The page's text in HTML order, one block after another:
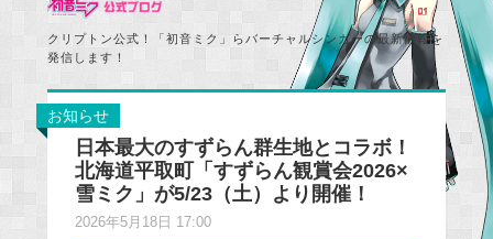
クリプトン公式！「初音ミク」らバーチャルシンガーの最新情報を
発信します！
お知らせ
日本最大のすずらん群生地とコラボ！
北海道平取町「すずらん観賞会2026×
雪ミク」が5/23（土）より開催！
2026年5月18日 17:00